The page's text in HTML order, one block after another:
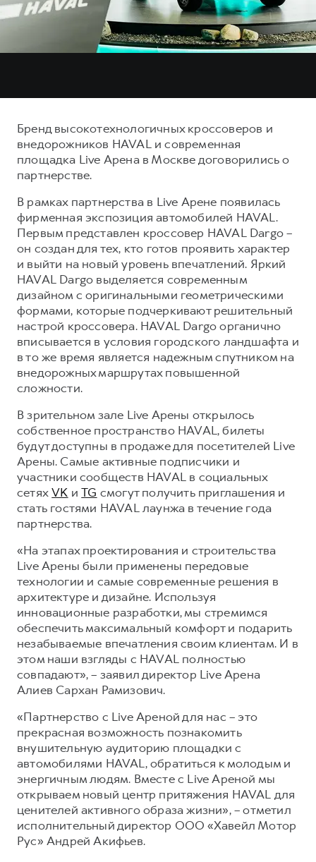
от 2 899 000 ₽
POER
от 3 449 000 ₽
Тест-драйв
Страхование
Кредит
КОРПОРАТИВНЫМ КЛИЕНТАМ
Для малого бизнеса
Корпоративным клиентам
Крупным корпоративным клиентам
Система управления автопарком
Сервис для корпоративных клиентов
HAVAL Лизинг
Автомобильные аксессуары
Коллекция CITY
Коллекция Базовая
Коллекция Детская
СЕРВИСНОЕ ОБСЛУЖИВАНИЕ
ПОДДЕРЖКА
GWM Безопасность
Гарантия HAVAL
Мобильное приложение GWM
Программа «HAVAL Защита+»
Руководства по эксплуатации
Подписки
АКСЕССУАРЫ HAVAL
Автомобильные аксессуары
Коллекция CITY
Коллекция Базовая
Коллекция Детская
Наша команда
Бренд высокотехнологичных кроссоверов и
внедорожников HAVAL и современная
площадка Live Арена в Москве договорились о
партнерстве.
В рамках партнерства в Live Арене появилась
фирменная экспозиция автомобилей HAVAL.
Первым представлен кроссовер HAVAL Dargo –
он создан для тех, кто готов проявить характер
и выйти на новый уровень впечатлений. Яркий
HAVAL Dargo выделяется современным
дизайном с оригинальными геометрическими
формами, которые подчеркивают решительный
настрой кроссовера. HAVAL Dargo органично
вписывается в условия городского ландшафта и
в то же время является надежным спутником на
внедорожных маршрутах повышенной
сложности.
В зрительном зале Live Арены открылось
собственное пространство HAVAL, билеты
будут доступны в продаже для посетителей Live
Арены. Самые активные подписчики и
участники сообществ HAVAL в социальных
сетяхVK иTG смогут получить приглашения и
стать гостями HAVAL лаунжа в течение года
партнерства.
«На этапах проектирования и строительства
Live Арены были применены передовые
технологии и самые современные решения в
архитектуре и дизайне. Используя
инновационные разработки, мы стремимся
обеспечить максимальный комфорт и подарить
незабываемые впечатления своим клиентам. И в
этом наши взгляды с HAVAL полностью
совпадают», – заявил директор Live Арена
Алиев Сархан Рамизович.
«Партнерство с Live Ареной для нас – это
прекрасная возможность познакомить
внушительную аудиторию площадки с
автомобилями HAVAL, обратиться к молодым и
энергичным людям. Вместе с Live Ареной мы
открываем новый центр притяжения HAVAL для
ценителей активного образа жизни», – отметил
исполнительный директор ООО «Хавейл Мотор
Рус» Андрей Акифьев.